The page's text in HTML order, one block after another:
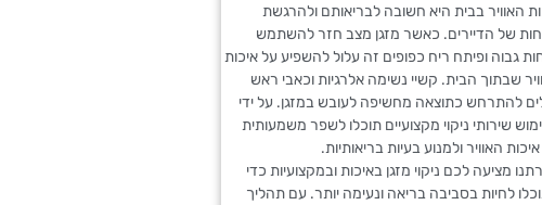
האוויר בבית היא חשובה לבריאותם ולהרגשת
של הדיירים. כאשר מזגן מצב חזר להשתמש
גבוה ופיתח ריח כפופים זה עלול להשפיע על איכות
שבתוך הבית. קשיי נשימה אלרגיות וכאבי ראש
להתרחש כתוצאה מחשיפה לעובש במזגן. על ידי
שירותי ניקוי מקצועיים תוכלו לשפר משמעותית
האוויר ולמנוע בעיות בריאותיות.
מציעה לכם ניקוי מזגן באיכות ובמקצועיות כדי
לחיות בסביבה בריאה ונעימה יותר. עם תהליך